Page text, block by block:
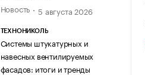
Новость
5 августа 2026
ТЕХНОНИКОЛЬ
Системы штукатурных и
навесных вентилируемых
фасадов: итоги и тренды